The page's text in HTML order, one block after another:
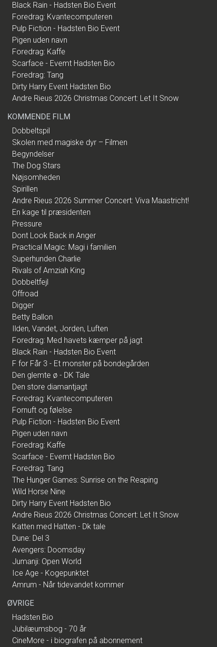
Black Rain - Hadsten Bio Event
Foredrag: Kvantecomputeren
Pulp Fiction - Hadsten Bio Event
Pigen uden navn
Foredrag: Kaffe
Scarface - Evemt Hadsten Bio
Foredrag: Tang
Dirty Harry Event Hadsten Bio
Andre Rieus 2026 Christmas Concert: Let It Snow
KOMMENDE FILM
Dobbeltspil
Skolen med magiske dyr – Filmen
Begyndelser
The Dog Stars
Nøjsomheden
Spirillen
Andre Rieus 2026 Summer Concert: Viva Maastricht!
En kage til præsidenten
Pressure
Dont Look Back in Anger
Practical Magic: Magi i familien
Superhunden Charlie
Rivals of Amziah King
Dobbeltfejl
Offroad
Digger
Betty Ballon
Ilden, Vandet, Jorden, Luften
Foredrag: Med havets kæmper på jagt
Black Rain - Hadsten Bio Event
F for Får 3 - Et monster på bondegården
Den glemte ø - DK Tale
Den store diamantjagt
Foredrag: Kvantecomputeren
Fornuft og følelse
Pulp Fiction - Hadsten Bio Event
Pigen uden navn
Foredrag: Kaffe
Scarface - Evemt Hadsten Bio
Foredrag: Tang
The Hunger Games: Sunrise on the Reaping
Wild Horse Nine
Dirty Harry Event Hadsten Bio
Andre Rieus 2026 Christmas Concert: Let It Snow
Katten med Hatten - Dk tale
Dune: Del 3
Avengers: Doomsday
Jumanji: Open World
Ice Age - Kogepunktet
Amrum - Når tidevandet kommer
ØVRIGE
Hadsten Bio
Jubilæumsbog - 70 år
CineMore - i biografen på abonnement